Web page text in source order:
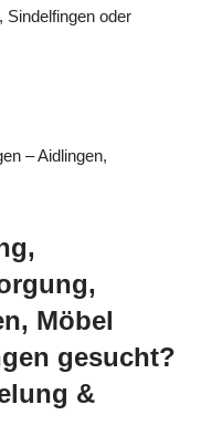
Sindelfingen oder
– Aidlingen,
Möbel
gesucht?
&